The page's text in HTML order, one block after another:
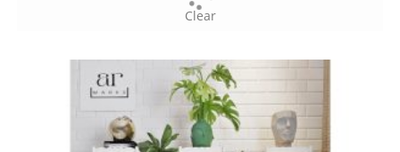
Clear